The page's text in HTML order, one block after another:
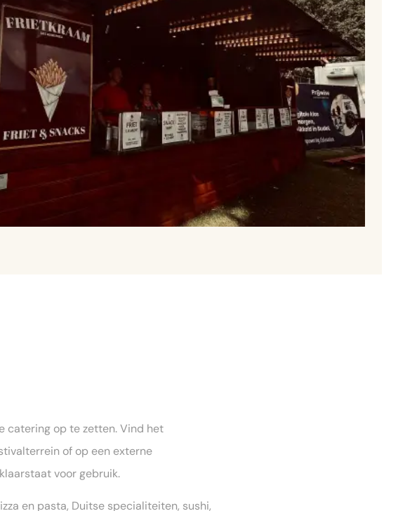
catering op te zetten. Vind het
of op een externe
voor gebruik.
en pasta, Duitse specialiteiten, sushi,